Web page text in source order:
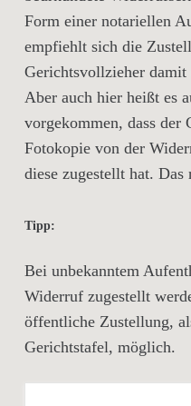
Form einer notariellen
empfiehlt sich die
Gerichtsvollzieher damit
Aber auch hier heißt es
vorgekommen, dass der
Fotokopie von der
diese zugestellt hat. Das
Tipp:
Bei unbekanntem
Widerruf zugestellt
öffentliche Zustellung,
Gerichtstafel, möglich.